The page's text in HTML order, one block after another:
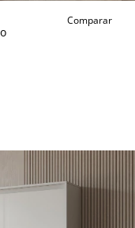
Comparar